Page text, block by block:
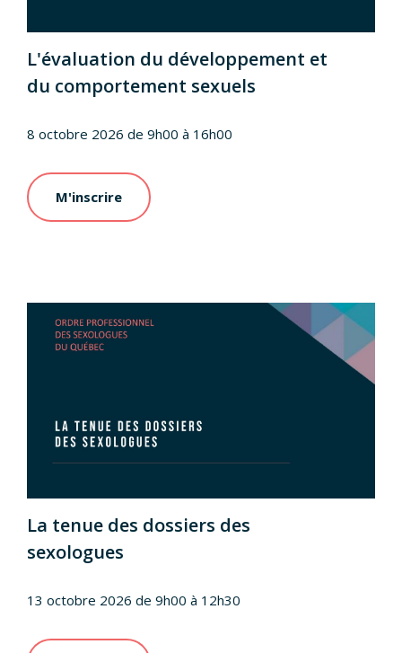
L'évaluation du développement et
du comportement sexuels
8 octobre 2026 de 9h00 à 16h00
M'inscrire
La tenue des dossiers des
sexologues
13 octobre 2026 de 9h00 à 12h30